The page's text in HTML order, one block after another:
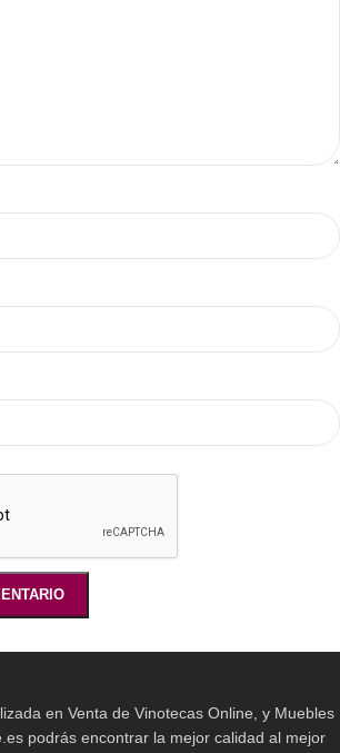
en Venta de Vinotecas Online, y Muebles
podrás encontrar la mejor calidad al mejor